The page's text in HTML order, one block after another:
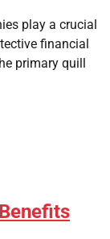
play a crucial
financial
primary quill